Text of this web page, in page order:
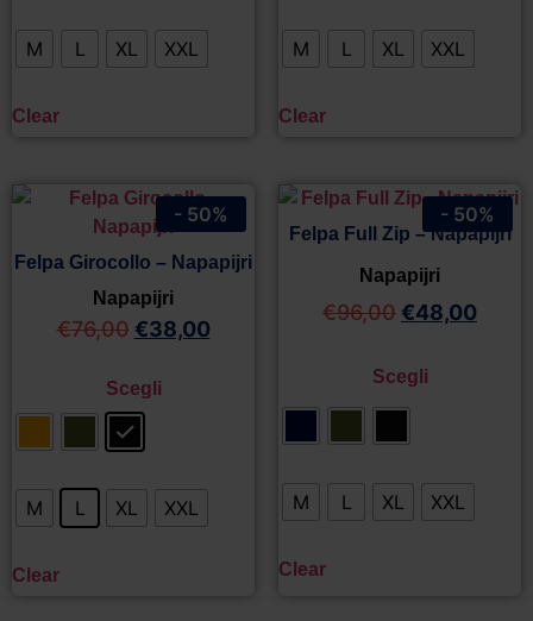
M L XL XXL
Clear
M L XL XXL
Clear
Felpa Girocollo – Napapijri
Napapijri
€76,00 €38,00
Scegli
M L XL XXL
Clear
- 50%
Felpa Full Zip – Napapijri
Napapijri
€96,00 €48,00
Scegli
M L XL XXL
Clear
- 50%